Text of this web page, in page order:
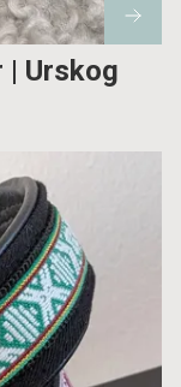
| Urskog